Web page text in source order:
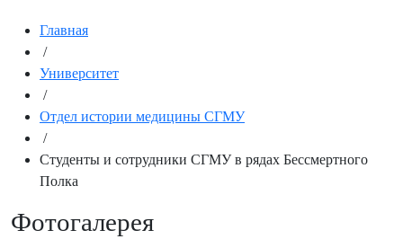
Главная
/
Университет
/
Отдел истории медицины СГМУ
/
Студенты и сотрудники СГМУ в рядах Бессмертного
Полка
Фотогалерея